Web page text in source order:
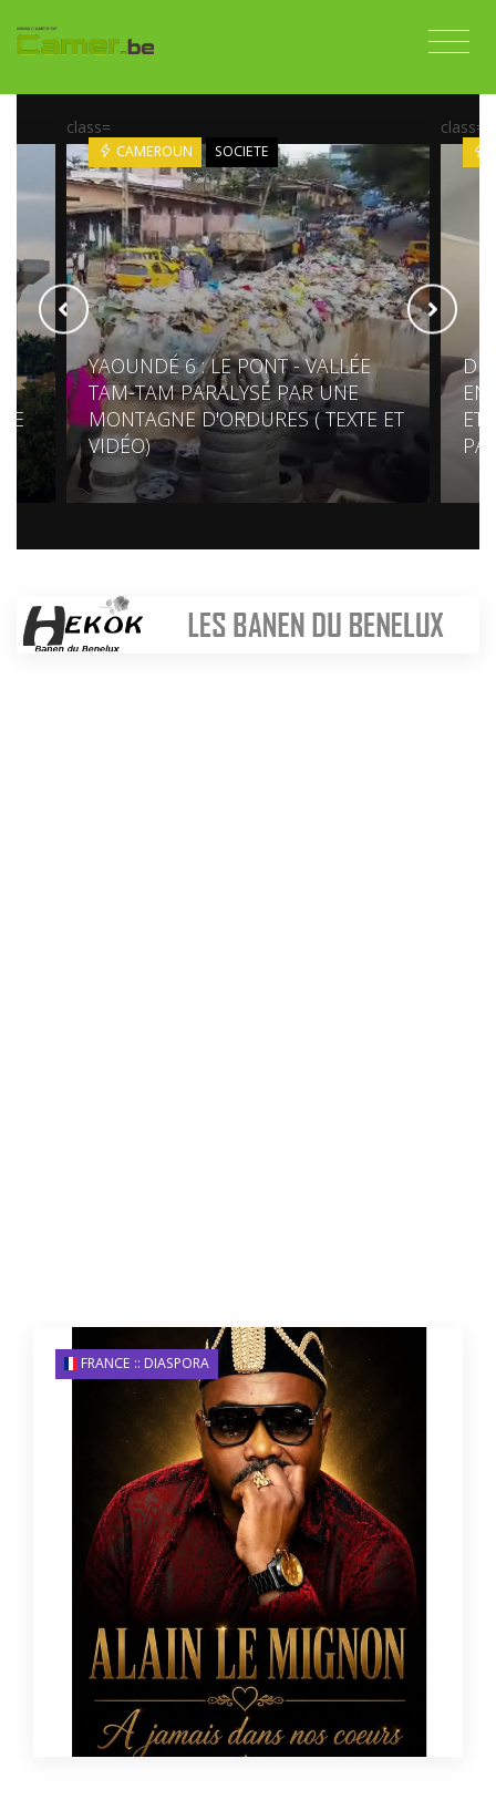
class=
CAMEROUN SOCIETE
YAOUNDÉ 6 : LE PONT - VALLÉE
TAM-TAM PARALYSÉ PAR UNE
MONTAGNE D'ORDURES ( TEXTE ET
VIDÉO)
class=
ET
FRANCE :: DIASPORA